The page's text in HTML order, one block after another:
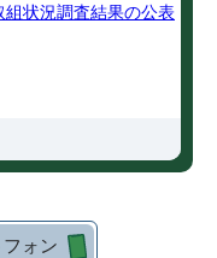
状況調査結果の公表
ォン